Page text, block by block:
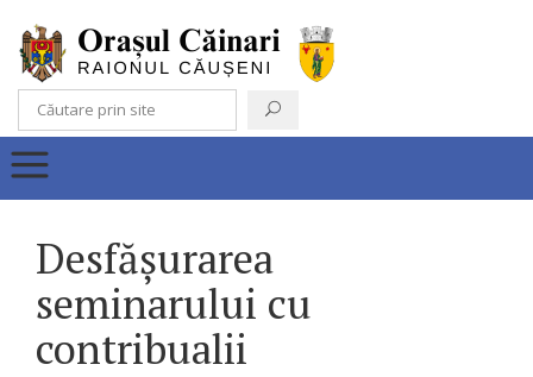
Desfășurarea
seminarului cu
contribualii